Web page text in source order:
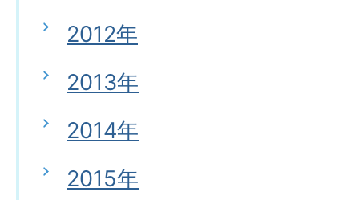
2012年
2013年
2014年
2015年